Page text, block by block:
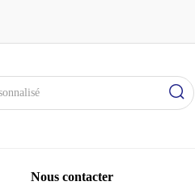
Nous contacter